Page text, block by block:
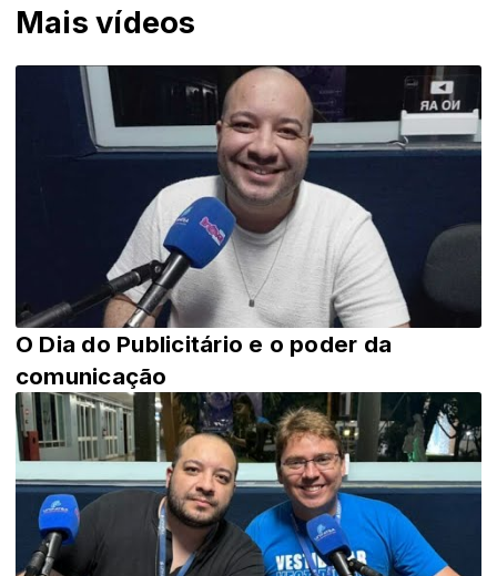
Mais vídeos
O Dia do Publicitário e o poder da
comunicação